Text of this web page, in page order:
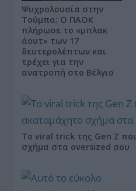
Ψυχρολουσία στην
Τούμπα: Ο ΠΑΟΚ
πλήρωσε το «μπλακ
άουτ» των 17
δευτερολέπτων και
τρέχει για την
ανατροπή στο Βέλγιο
Το viral trick της Gen Z
σχήμα στα oversized σου